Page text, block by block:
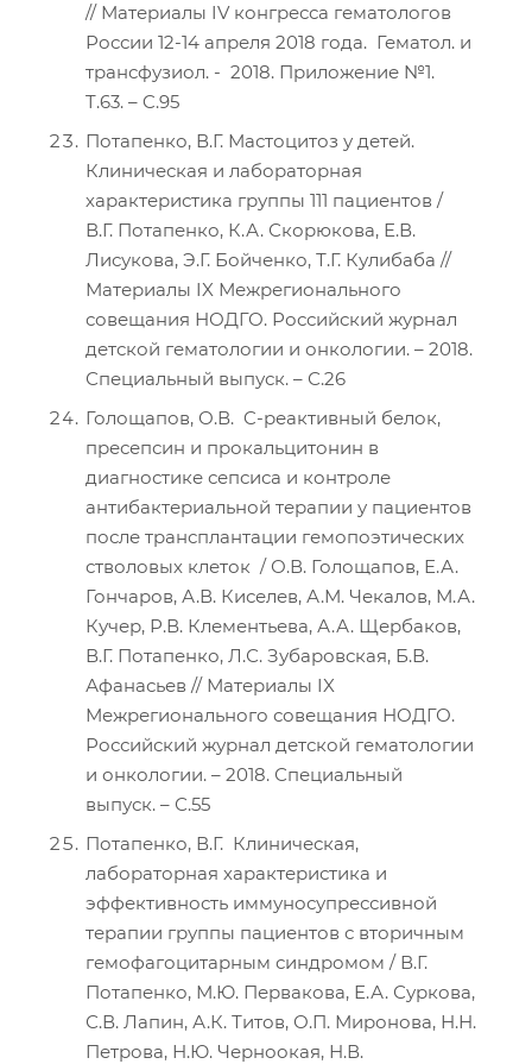
// Материалы IV конгресса гематологов
России 12-14 апреля 2018 года. Гематол. и
трансфузиол. - 2018. Приложение №1.
T.63. – C.95
Потапенко, В.Г. Мастоцитоз у детей.
Клиническая и лабораторная
характеристика группы 111 пациентов /
В.Г. Потапенко, К.А. Скорюкова, Е.В.
Лисукова, Э.Г. Бойченко, Т.Г. Кулибаба //
Материалы IX Межрегионального
совещания НОДГО. Российский журнал
детской гематологии и онкологии. – 2018.
Специальный выпуск. – С.26
Голощапов, О.В. C-реактивный белок,
пресепсин и прокальцитонин в
диагностике сепсиса и контроле
антибактериальной терапии у пациентов
после трансплантации гемопоэтических
стволовых клеток / О.В. Голощапов, Е.А.
Гончаров, А.В. Киселев, А.М. Чекалов, М.А.
Кучер, Р.В. Клементьева, А.А. Щербаков,
В.Г. Потапенко, Л.С. Зубаровская, Б.В.
Афанасьев // Материалы IX
Межрегионального совещания НОДГО.
Российский журнал детской гематологии
и онкологии. – 2018. Специальный
выпуск. – С.55
Потапенко, В.Г. Клиническая,
лабораторная характеристика и
эффективность иммуносупрессивной
терапии группы пациентов с вторичным
гемофагоцитарным синдромом / В.Г.
Потапенко, М.Ю. Первакова, Е.А. Суркова,
С.В. Лапин, А.К. Титов, О.П. Миронова, Н.Н.
Петрова, Н.Ю. Черноокая, Н.В.